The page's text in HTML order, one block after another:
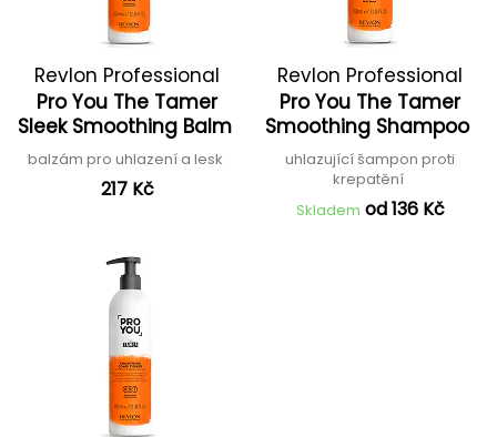
Revlon Professional
Pro You The Tamer
Sleek Smoothing Balm
balzám pro uhlazení a lesk
217 Kč
Revlon Professional
Pro You The Tamer
Smoothing Shampoo
uhlazující šampon proti
krepatění
Skladem od 136 Kč